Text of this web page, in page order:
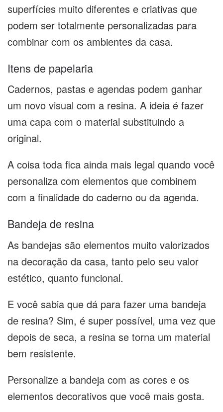
superfícies muito diferentes e criativas que
podem ser totalmente personalizadas para
combinar com os ambientes da casa.
Itens de papelaria
Cadernos, pastas e agendas podem ganhar
um novo visual com a resina. A ideia é fazer
uma capa com o material substituindo a
original.
A coisa toda fica ainda mais legal quando você
personaliza com elementos que combinem
com a finalidade do caderno ou da agenda.
Bandeja de resina
As bandejas são elementos muito valorizados
na decoração da casa, tanto pelo seu valor
estético, quanto funcional.
E você sabia que dá para fazer uma bandeja
de resina? Sim, é super possível, uma vez que
depois de seca, a resina se torna um material
bem resistente.
Personalize a bandeja com as cores e os
elementos decorativos que você mais gosta.